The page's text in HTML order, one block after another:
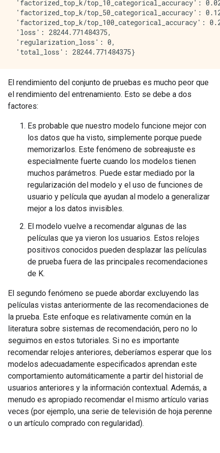
'factorized_top_k/top_10_categorical_accuracy':
'factorized_top_k/top_50_categorical_accuracy':
'factorized_top_k/top_100_categorical_accuracy':
'loss': 28244.771484375,
'regularization_loss': 0,
El rendimiento del conjunto de pruebas es mucho peor que
el rendimiento del entrenamiento. Esto se debe a dos
factores:
Es probable que nuestro modelo funcione mejor con
los datos que ha visto, simplemente porque puede
memorizarlos. Este fenómeno de sobreajuste es
especialmente fuerte cuando los modelos tienen
muchos parámetros. Puede estar mediado por la
regularización del modelo y el uso de funciones de
usuario y película que ayudan al modelo a generalizar
mejor a los datos invisibles.
El modelo vuelve a recomendar algunas de las
películas que ya vieron los usuarios. Estos relojes
positivos conocidos pueden desplazar las películas
de prueba fuera de las principales recomendaciones
de K.
El segundo fenómeno se puede abordar excluyendo las
películas vistas anteriormente de las recomendaciones de
la prueba. Este enfoque es relativamente común en la
literatura sobre sistemas de recomendación, pero no lo
seguimos en estos tutoriales. Si no es importante
recomendar relojes anteriores, deberíamos esperar que los
modelos adecuadamente especificados aprendan este
comportamiento automáticamente a partir del historial de
usuarios anteriores y la información contextual. Además, a
menudo es apropiado recomendar el mismo artículo varias
veces (por ejemplo, una serie de televisión de hoja perenne
o un artículo comprado con regularidad).